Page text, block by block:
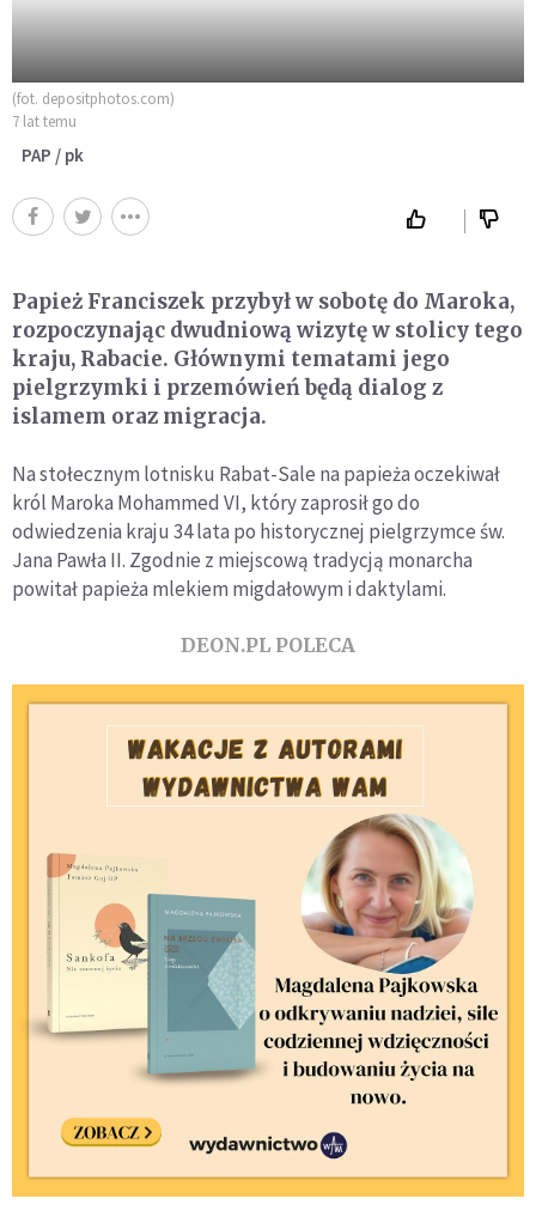
(fot. depositphotos.com)
7 lat temu
PAP / pk
Papież Franciszek przybył w sobotę do Maroka,
rozpoczynając dwudniową wizytę w stolicy tego
kraju, Rabacie. Głównymi tematami jego
pielgrzymki i przemówień będą dialog z
islamem oraz migracja.
Na stołecznym lotnisku Rabat-Sale na papieża oczekiwał
król Maroka Mohammed VI, który zaprosił go do
odwiedzenia kraju 34 lata po historycznej pielgrzymce św.
Jana Pawła II. Zgodnie z miejscową tradycją monarcha
powitał papieża mlekiem migdałowym i daktylami.
DEON.PL POLECA